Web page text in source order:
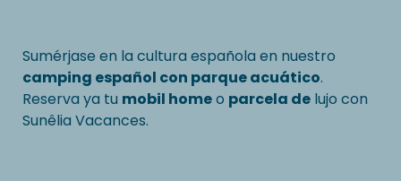
Sumérjase en la cultura española en nuestro
camping español con parque acuático.
Reserva ya tu mobil homeo parcela delujo con
Sunêlia Vacances.